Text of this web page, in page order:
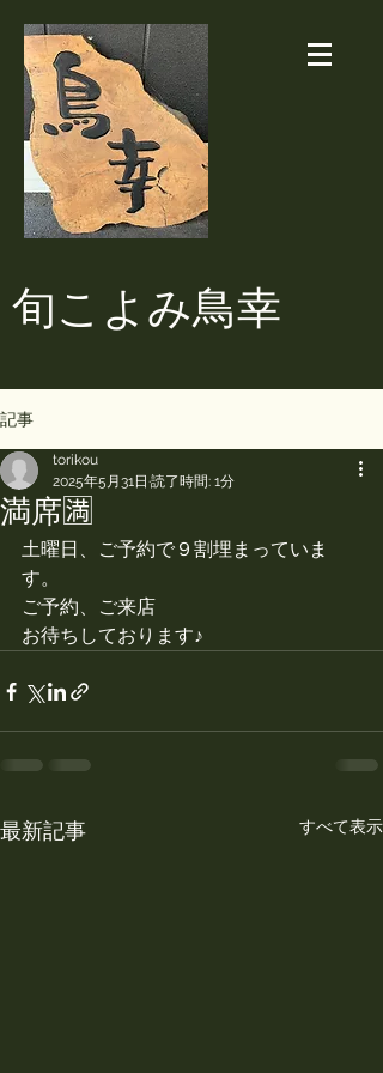
​旬こよみ鳥幸
記事
満席🈵
torikou
2025年5月31日 読了時間: 1分
土曜日、ご予約で９割埋まっていま
す。
ご予約、ご来店
お待ちしております♪
最新記事 すべて表示